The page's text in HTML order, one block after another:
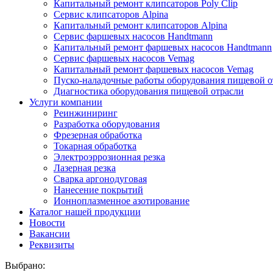
Капитальный ремонт клипсаторов Poly Clip
Сервис клипсаторов Alpina
Капитальный ремонт клипсаторов Alpina
Сервис фаршевых насосов Handtmann
Капитальный ремонт фаршевых насосов Handtmann
Сервис фаршевых насосов Vemag
Капитальный ремонт фаршевых насосов Vemag
Пуско-наладочные работы оборудования пищевой
Диагностика оборудования пищевой отрасли
Услуги компании
Реинжиниринг
Разработка оборудования
Фрезерная обработка
Токарная обработка
Электроэррозионная резка
Лазерная резка
Сварка аргонодуговая
Нанесение покрытий
Ионноплазменное азотирование
Каталог нашей продукции
Новости
Вакансии
Реквизиты
Выбрано: